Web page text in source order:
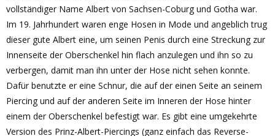
vollständiger Name Albert von Sachsen-Coburg und Gotha war.
Im 19. Jahrhundert waren enge Hosen in Mode und angeblich trug
dieser gute Albert eine, um seinen Penis durch eine Streckung zur
Innenseite der Oberschenkel hin flach anzulegen und ihn so zu
verbergen, damit man ihn unter der Hose nicht sehen konnte.
Dafür benutzte er eine Schnur, die auf der einen Seite an seinem
Piercing und auf der anderen Seite im Inneren der Hose hinter
einem der Oberschenkel befestigt war. Es gibt eine umgekehrte
Version des Prinz-Albert-Piercings (ganz einfach das Reverse-